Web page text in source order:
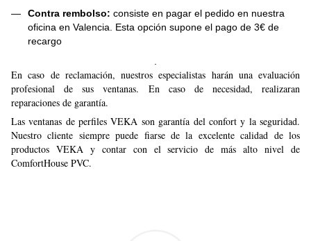
Contra rembolso: consiste en pagar el pedido en nuestra
oficina en Valencia. Esta opción supone el pago de 3€ de
recargo
En caso de reclamación, nuestros especialistas harán una evaluación
profesional de sus ventanas. En caso de necesidad, realizaran
reparaciones de garantía.
Las ventanas de perfiles VEKA son garantía del confort y la seguridad.
Nuestro cliente siempre puede fiarse de la excelente calidad de los
productos VEKA y contar con el servicio de más alto nivel de
ComfortHouse PVC.